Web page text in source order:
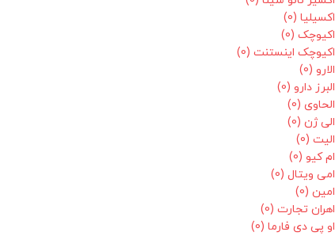
اکسیلیا (0)
اکیوچک (0)
اکیوچک اینستنت (0)
الارو (0)
البرز دارو (0)
الحاوی (0)
الی ژن (0)
الیت (0)
ام کیو (0)
امی ویتال (0)
امین (0)
اهران تجارت (0)
او پی دی فارما (0)